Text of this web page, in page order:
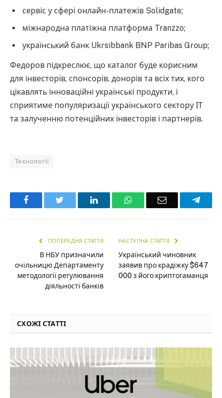
сервіс у сфері онлайн-платежів Solidgate;
міжнародна платіжна платформа Tranzzo;
український банк Ukrsibbank BNP Paribas Group;
Федоров підкреслює, що каталог буде корисним
для інвесторів, спонсорів, донорів та всіх тих, кого
цікавлять інноваційні українські продукти, і
сприятиме популяризації українського сектору ІТ
та залученню потенційних інвесторів і партнерів.
Технології
Facebook LinkedInWhatsAppEmail
ПОПЕРЕДНЯ СТАТТЯ
В НБУ призначили
очільницю Департаменту
методології регулювання
діяльності банків
НАСТУПНА СТАТТЯ
Український чиновник
заявив про крадіжку $647
000 з його криптогаманця
СХОЖІ СТАТТІ